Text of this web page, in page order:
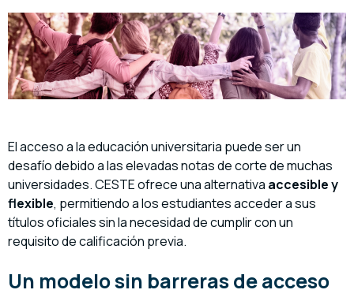
El acceso a la educación universitaria puede ser un
desafío debido a las elevadas notas de corte de muchas
universidades. CESTE ofrece una alternativa accesible y
flexible, permitiendo a los estudiantes acceder a sus
títulos oficiales sin la necesidad de cumplir con un
requisito de calificación previa.
Un modelo sin barreras de acceso